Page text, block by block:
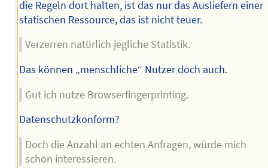
die Regeln dort halten, ist das nur das Ausliefern einer
statischen Ressource, das ist nicht teuer.
Verzerren natürlich jegliche Statistik.
Das können „menschliche“ Nutzer doch auch.
Gut ich nutze Browserfingerprinting.
Datenschutzkonform?
Doch die Anzahl an echten Anfragen, würde mich
schon interessieren.